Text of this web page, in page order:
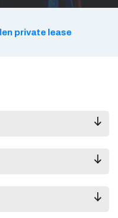
private lease